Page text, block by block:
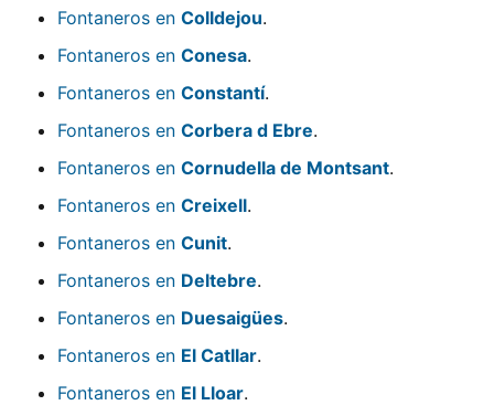
Fontaneros en Colldejou.
Fontaneros en Conesa.
Fontaneros en Constantí.
Fontaneros en Corbera d Ebre.
Fontaneros en Cornudella de Montsant.
Fontaneros en Creixell.
Fontaneros en Cunit.
Fontaneros en Deltebre.
Fontaneros en Duesaigües.
Fontaneros en El Catllar.
Fontaneros en El Lloar.